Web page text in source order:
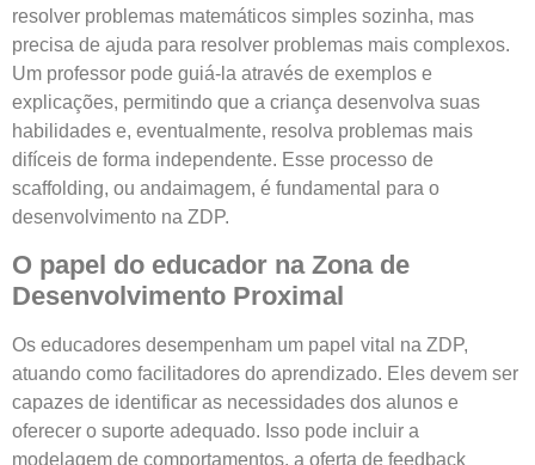
resolver problemas matemáticos simples sozinha, mas
precisa de ajuda para resolver problemas mais complexos.
Um professor pode guiá-la através de exemplos e
explicações, permitindo que a criança desenvolva suas
habilidades e, eventualmente, resolva problemas mais
difíceis de forma independente. Esse processo de
scaffolding, ou andaimagem, é fundamental para o
desenvolvimento na ZDP.
O papel do educador na Zona de
Desenvolvimento Proximal
Os educadores desempenham um papel vital na ZDP,
atuando como facilitadores do aprendizado. Eles devem ser
capazes de identificar as necessidades dos alunos e
oferecer o suporte adequado. Isso pode incluir a
modelagem de comportamentos, a oferta de feedback